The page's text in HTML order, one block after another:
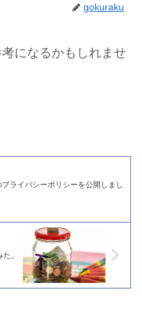
gokuraku
になるかもしれませ
プライバシーポリシーを公開しまし
。